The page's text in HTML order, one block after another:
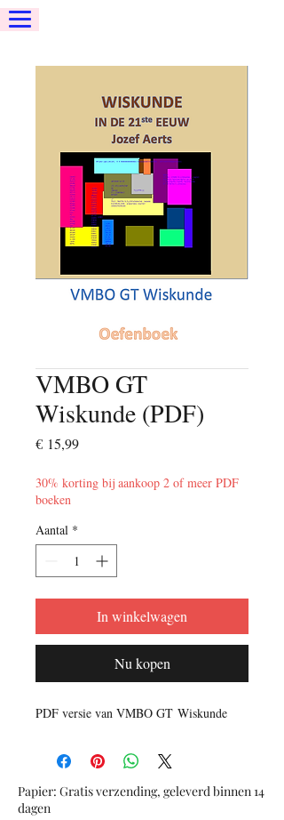
VMBO GT
Wiskunde (PDF)
€ 15,99Prijs
30% korting bij aankoop 2 of meer PDF
boeken
Aantal *
In winkelwagen
Nu kopen
PDF versie van VMBO GT Wiskunde
Papier: Gratis verzending, geleverd binnen 14
dagen